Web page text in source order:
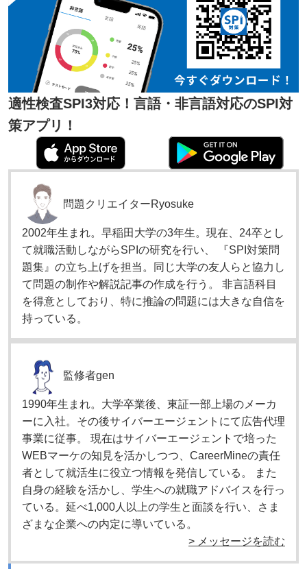
適性検査SPI3対応！言語・非言語対応のSPI対
策アプリ！
問題クリエイターRyosuke
2002年生まれ。早稲田大学の3年生。現在、24卒とし
て就職活動しながらSPIの研究を行い、 『SPI対策問
題集』の立ち上げを担当。同じ大学の友人らと協力し
て問題の制作や解説記事の作成を行う。 非言語科目
を得意としており、特に推論の問題には大きな自信を
持っている。
監修者gen
1990年生まれ。大学卒業後、東証一部上場のメーカ
ーに入社。その後サイバーエージェントにて広告代理
事業に従事。 現在はサイバーエージェントで培った
WEBマーケの知見を活かしつつ、CareerMineの責任
者として就活生に役立つ情報を発信している。 また
自身の経験を活かし、学生への就職アドバイスを行っ
ている。延べ1,000人以上の学生と面談を行い、さま
ざまな企業への内定に導いている。
> メッセージを読む